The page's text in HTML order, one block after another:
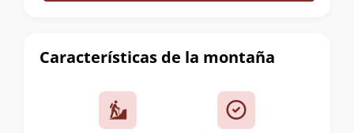
Características de la montaña